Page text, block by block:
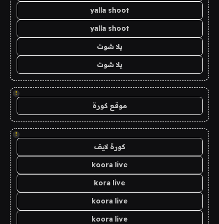
yalla shoot
yalla shoot
يلا شوت
يلا شوت
!
موقع كورة
!
كورة لايف
koora live
kora live
koora live
koora live